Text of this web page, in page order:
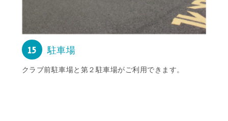
15 駐車場
クラブ前駐車場と第２駐車場がご利用できます。